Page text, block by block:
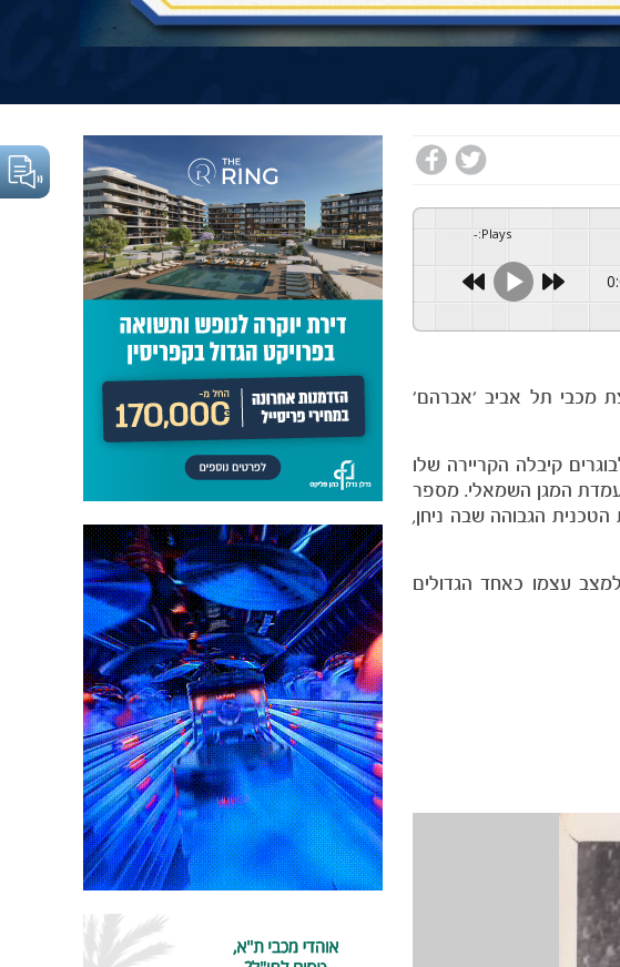
Plays
:
-
לקבוצת מכבי תל אביב 'אברהם'
קיבלה הקריירה שלו
בעמדת המגן השמאלי. מספר
הגבוהה שבה ניחן,
הצליח למצב עצמו כאחד הגדולים